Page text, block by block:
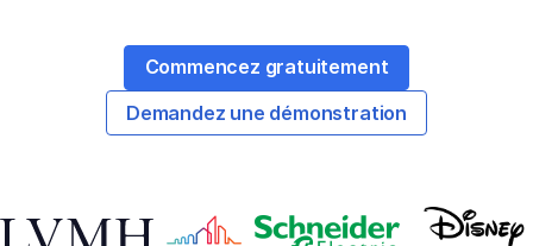
Commencez gratuitement
Demandez une démonstration